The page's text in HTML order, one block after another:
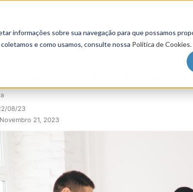
informações sobre sua navegação para que possamos
e como usamos, consulte nossa Política de Cookies.
08/23
21, 2023